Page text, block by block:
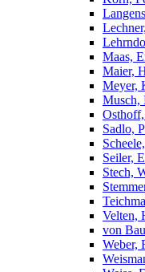
Maas,
Maier,
Meyer,
Musch,
Sadlo,
Seiler,
Stech,
Velten,
von
Weber,